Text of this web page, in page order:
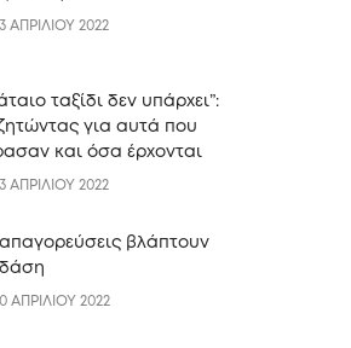
ΑΠΡΙΛΙΟΥ 2022
ταξίδι δεν υπάρχει”:
για αυτά που
και όσα έρχονται
ΑΠΡΙΛΙΟΥ 2022
βλάπτουν
ΑΠΡΙΛΙΟΥ 2022